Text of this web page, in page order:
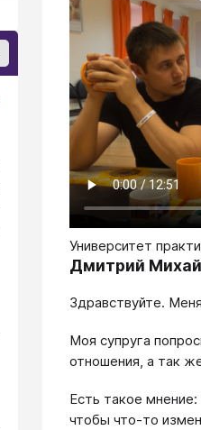
Университет
Дмитрий
Здравствуйте.
Моя супруга
отношения, а так
Есть такое
чтобы что-то